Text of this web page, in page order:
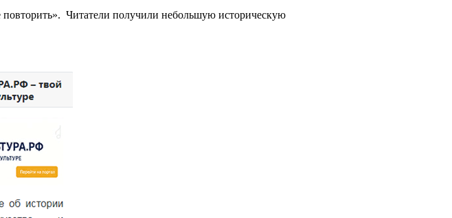
Читатели получили небольшую историческую